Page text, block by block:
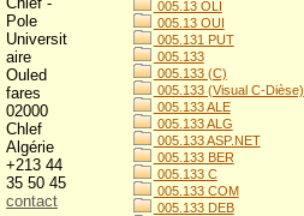
005.13 OLI
005.13 OUI
005.131 PUT
005.133
005.133 (C)
005.133 (Visual C-Dièse)
005.133 ALE
005.133 ALG
005.133 ASP.NET
005.133 BER
005.133 C
005.133 COM
005.133 DEB
Pole
Universit
aire
Ouled
fares
02000
Chlef
Algérie
+213 44
35 50 45
contact